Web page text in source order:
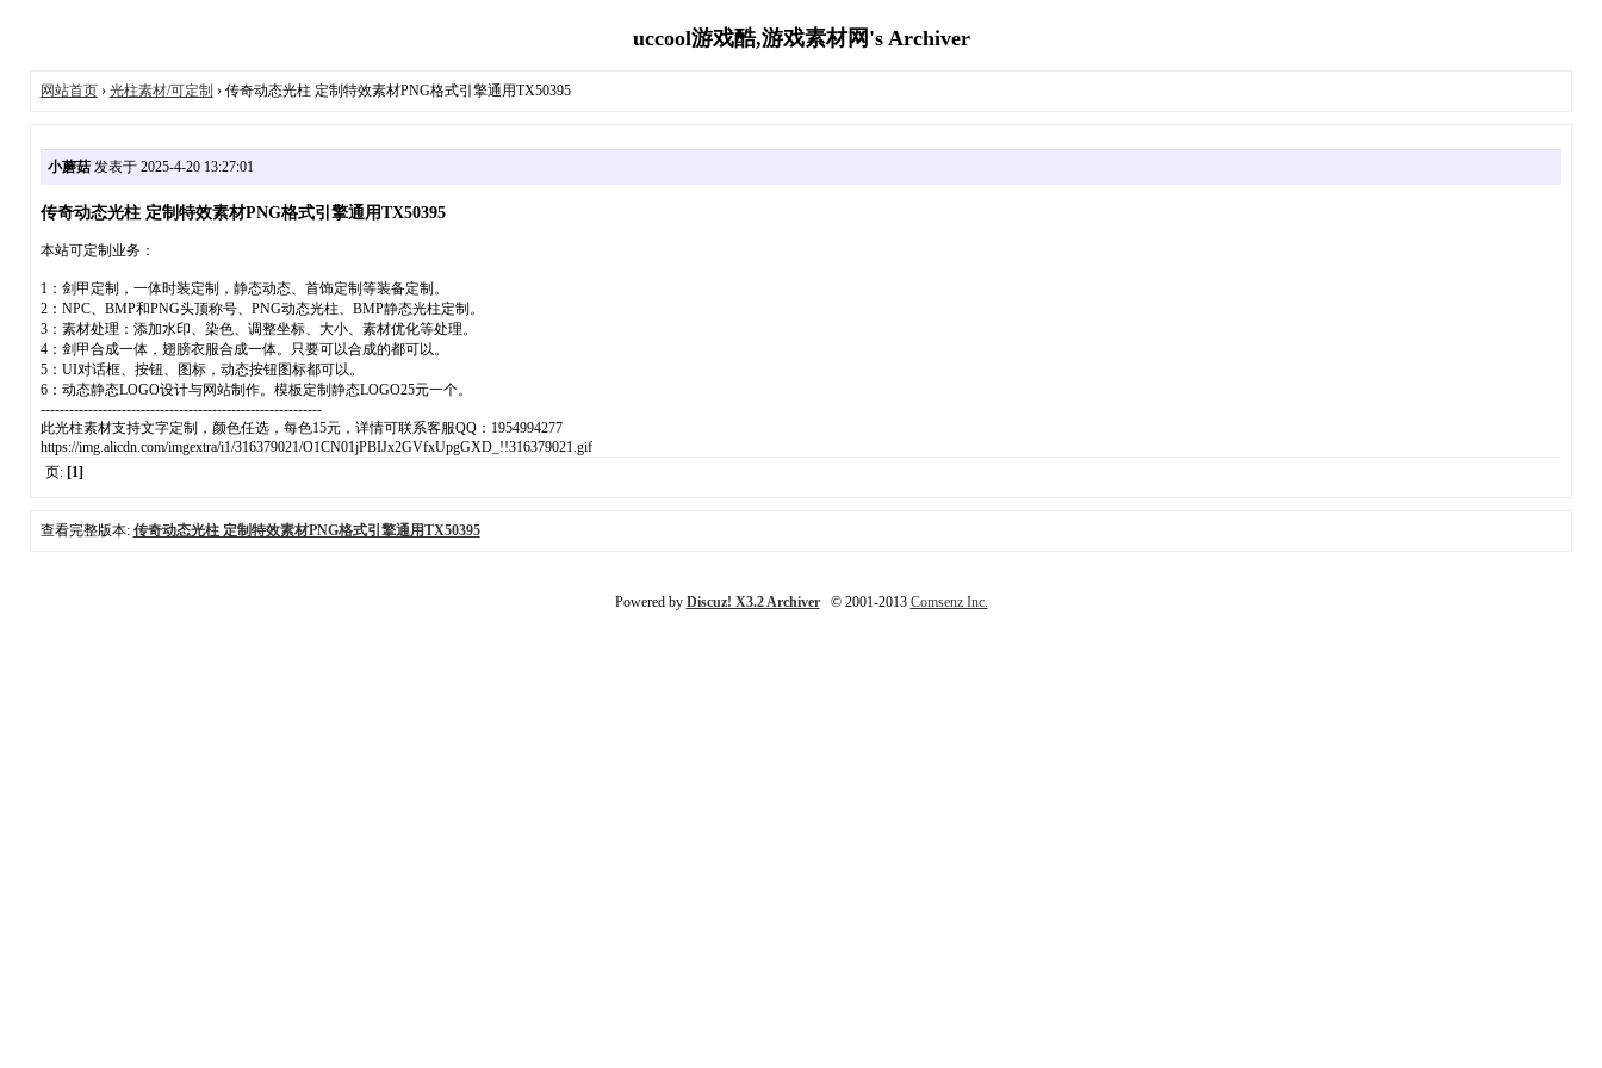
uccool游戏酷,游戏素材网's Archiver
网站首页› 光柱素材/可定制 › 传奇动态光柱 定制特效素材PNG格式引擎通用TX50395
小蘑菇发表于 2025-4-20 13:27:01
传奇动态光柱 定制特效素材PNG格式引擎通用TX50395
本站可定制业务：
1：剑甲定制，一体时装定制，静态动态、首饰定制等装备定制。
2：NPC、BMP和PNG头顶称号、PNG动态光柱、BMP静态光柱定制。
3：素材处理：添加水印、染色、调整坐标、大小、素材优化等处理。
4：剑甲合成一体，翅膀衣服合成一体。只要可以合成的都可以。
5：UI对话框、按钮、图标，动态按钮图标都可以。
6：动态静态LOGO设计与网站制作。模板定制静态LOGO25元一个。
-----------------------------------------------------------
此光柱素材支持文字定制，颜色任选，每色15元，详情可联系客服QQ：1954994277
https://img.alicdn.com/imgextra/i1/316379021/O1CN01jPBIJx2GVfxUpgGXD_!!316379021.gif
页: [1]
查看完整版本: 传奇动态光柱 定制特效素材PNG格式引擎通用TX50395
Powered by Discuz! X3.2 Archiver© 2001-2013 Comsenz Inc.